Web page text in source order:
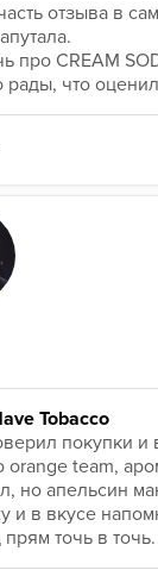
отзыва в
про CREAM
рады, что
Tobacco
покупки и
orange team,
но апельсин
и в вкусе
точь в точь.